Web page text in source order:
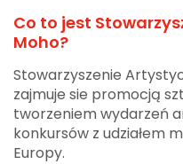
Co to jest
Moho?
Stowarzyszenie
zajmuje sie promocją
tworzeniem wydarzeń
konkursów z udziałem
Europy.